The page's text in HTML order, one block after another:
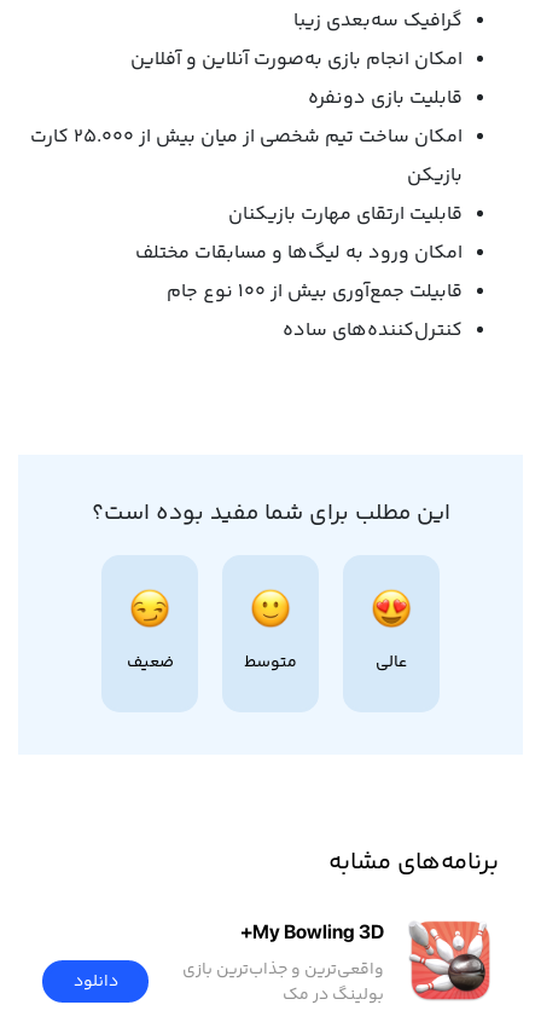
گرافیک سه‌بعدی زیبا
امکان انجام بازی به‌صورت آنلاین و آفلاین
قابلیت بازی دونفره
امکان ساخت تیم شخصی از میان بیش از ۲۵.۰۰۰ کارت
بازیکن
قابلیت ارتقای مهارت‌ بازیکنان
امکان ورود به لیگ‌ها و مسابقات مختلف
قابیلت جمع‌آوری بیش از ۱۰۰ نوع جام
کنترل‌کننده‌های ساده
این مطلب برای شما مفید بوده است؟
عالی متوسط ضعیف
برنامه‌های مشابه
My Bowling 3D+
واقعی‌ترین و جذاب‌ترین بازی
بولینگ در مک
دانلود